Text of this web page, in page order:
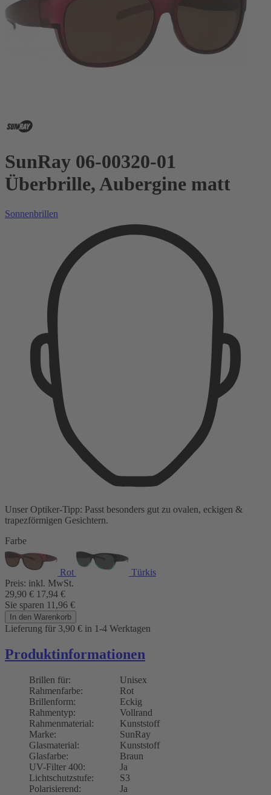
SunRay 06-00320-01
Überbrille, Aubergine matt
Sonnenbrillen
Unser Optiker-Tipp: Passt besonders gut zu ovalen, eckigen &
trapezförmigen Gesichtern.
Farbe
Rot
Türkis
Preis: inkl. MwSt.
29,90 € 17,94 €
Sie sparen 11,96 €
In den Warenkorb
Lieferung für 3,90 € in 1-4 Werktagen
Produktinformationen
Brillen für:
Unisex
Rahmenfarbe:
Rot
Brillenform:
Eckig
Rahmentyp:
Vollrand
Rahmenmaterial:
Kunststoff
Marke:
SunRay
Glasmaterial:
Kunststoff
Glasfarbe:
Braun
UV-Filter 400:
Ja
Lichtschutzstufe:
S3
Polarisierend:
Ja